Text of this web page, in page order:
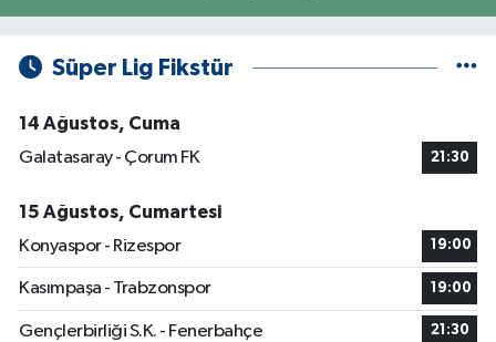
Süper Lig Fikstür
14 Ağustos, Cuma
Galatasaray - Çorum FK
21:30
15 Ağustos, Cumartesi
Konyaspor - Rizespor
19:00
Kasımpaşa - Trabzonspor 19:00
Gençlerbirliği S.K. - Fenerbahçe 21:30